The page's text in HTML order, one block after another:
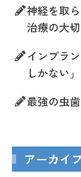
神経を取
治療の大
インプラ
しかない
最強の虫
アーカイ